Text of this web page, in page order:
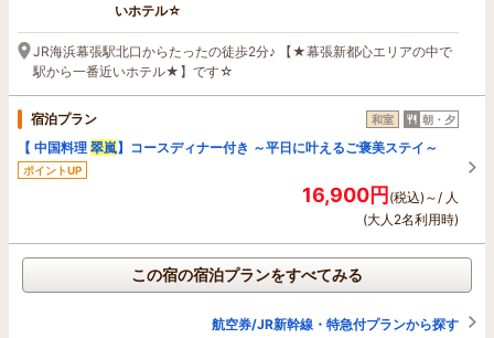
いホテル☆
JR海浜幕張駅北口からたったの徒歩2分♪ 【★幕張新都心エリアの中で
駅から一番近いホテル★】です☆
宿泊プラン 和室 朝・夕
【 中国料理 翠嵐】コースディナー付き ～平日に叶えるご褒美ステイ～
ポイントUP
16,900円(税込)～/ 人
(大人2名利用時)
この宿の宿泊プランをすべてみる
航空券/JR新幹線・特急付プランから探す